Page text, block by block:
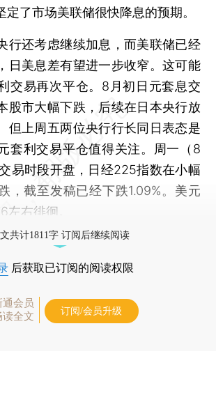
定了市场美联储很快降息的预期。
还考虑继续加息，而美联储已经
日美息差有望进一步收窄。这可能
交易再次平仓。8月初日元套息交
股市大幅下跌，后续在日本央行放
但上周五两位央行行长同日表态是
套利交易平仓值得关注。周一（8
易时段开盘，日经225指数在小幅
，截至发稿已经下跌1.09%。美元
左右徘徊。
共计1811字 订阅后继续阅读
后获取已订阅的阅读权限
通会员
读全文
订阅/会员升级